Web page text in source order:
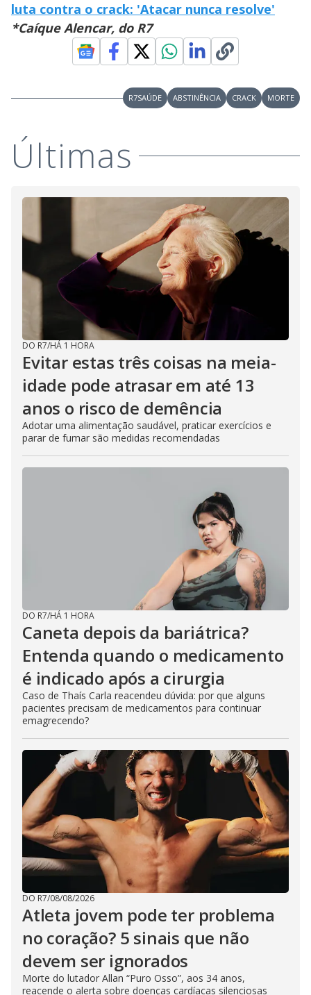
luta contra o crack: 'Atacar nunca resolve'
*Caíque Alencar, do R7
R7SAÚDE ABSTINÊNCIA CRACK MORTE
Últimas
DO R7/HÁ 1 HORA
Evitar estas três coisas na meia-
idade pode atrasar em até 13
anos o risco de demência
Adotar uma alimentação saudável, praticar exercícios e
parar de fumar são medidas recomendadas
DO R7/HÁ 1 HORA
Caneta depois da bariátrica?
Entenda quando o medicamento
é indicado após a cirurgia
Caso de Thaís Carla reacendeu dúvida: por que alguns
pacientes precisam de medicamentos para continuar
emagrecendo?
DO R7/08/08/2026
Atleta jovem pode ter problema
no coração? 5 sinais que não
devem ser ignorados
Morte do lutador Allan “Puro Osso”, aos 34 anos,
reacende o alerta sobre doenças cardíacas silenciosas